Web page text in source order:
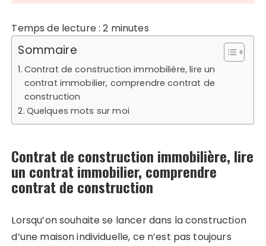
Temps de lecture :2 minutes
Sommaire
Contrat de construction immobilière, lire un
contrat immobilier, comprendre contrat de
construction
Quelques mots sur moi
Contrat de construction immobilière, lire
un contrat immobilier, comprendre
contrat de construction
Lorsqu’on souhaite se lancer dans la construction
d’une maison individuelle, ce n’est pas toujours